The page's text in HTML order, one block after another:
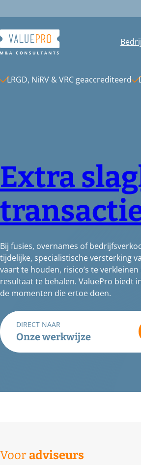
naar
de
inhoud
LRGD, NiRV & VRC geaccrediteerd
Extra
Bij fusies, overnames of
tijdelijke, specialistische versterking
vaart te houden, risico’s te
resultaat te behalen. ValuePro biedt
de momenten die ertoe doen.
DIRECT NAAR
Onze werkwijze
Vooradviseurs